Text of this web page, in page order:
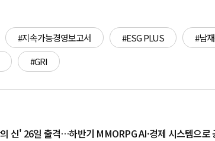
#지속가능경영보고서 #ESG PLUS #남
#GRI
신' 26일 출격…하반기 MMORPG AI·경제 시스템으로